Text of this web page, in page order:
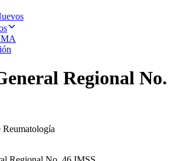
Regional No.